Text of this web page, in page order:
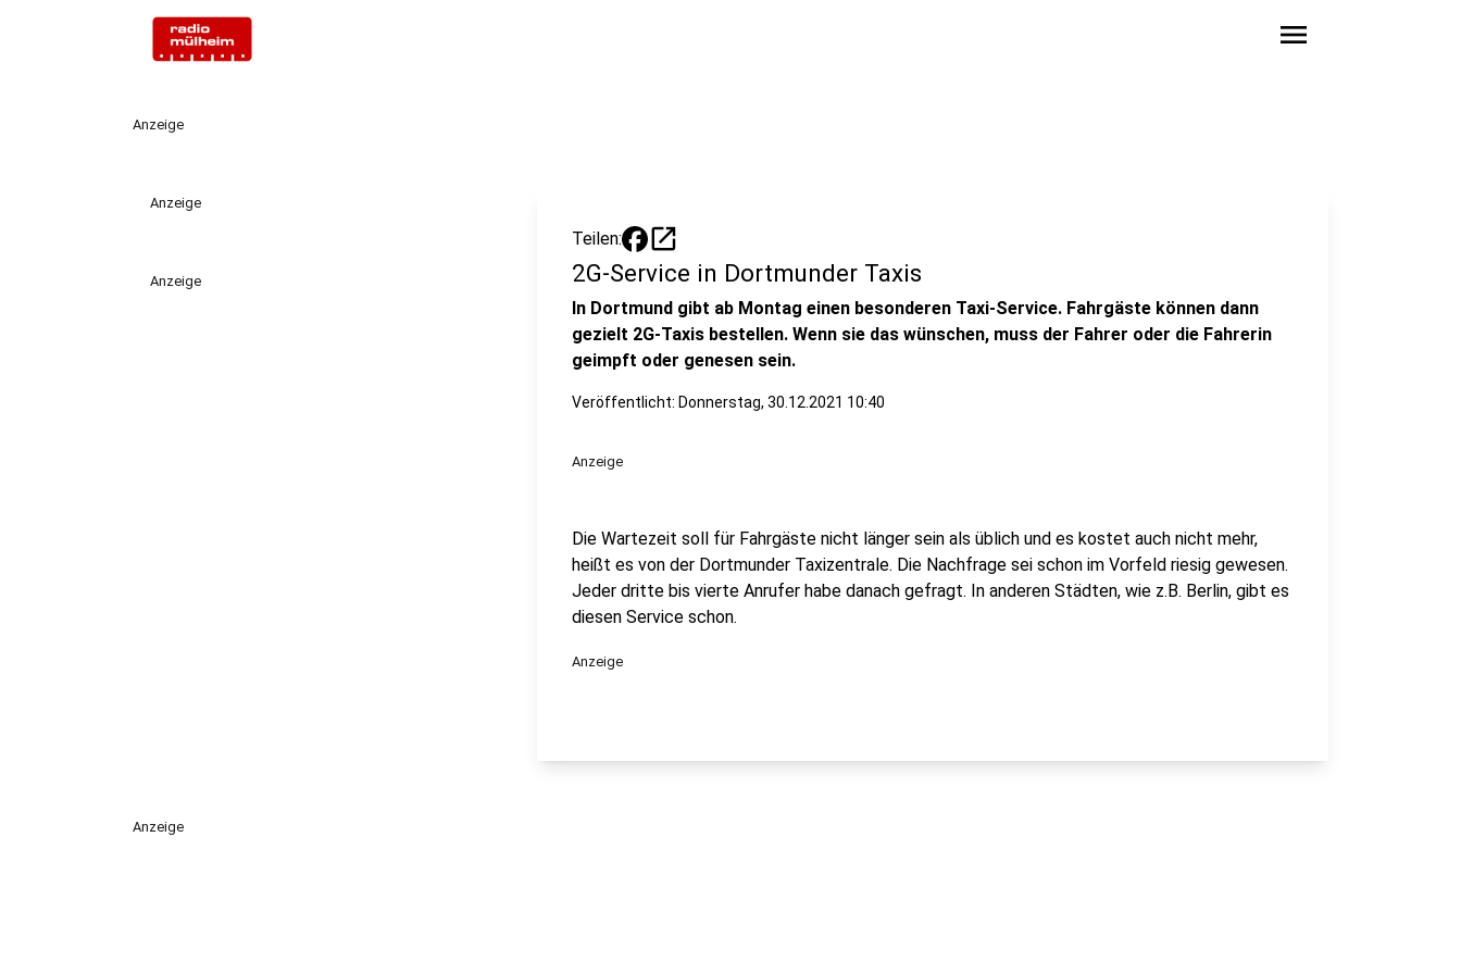
menu
Anzeige
Anzeige
Anzeige
Teilen: open_in_new
2G-Service in Dortmunder Taxis
In Dortmund gibt ab Montag einen besonderen Taxi-Service. Fahrgäste können dann
gezielt 2G-Taxis bestellen. Wenn sie das wünschen, muss der Fahrer oder die Fahrerin
geimpft oder genesen sein.
Veröffentlicht: Donnerstag, 30.12.2021 10:40
Anzeige
Die Wartezeit soll für Fahrgäste nicht länger sein als üblich und es kostet auch nicht mehr,
heißt es von der Dortmunder Taxizentrale. Die Nachfrage sei schon im Vorfeld riesig gewesen.
Jeder dritte bis vierte Anrufer habe danach gefragt. In anderen Städten, wie z.B. Berlin, gibt es
diesen Service schon.
Anzeige
Anzeige